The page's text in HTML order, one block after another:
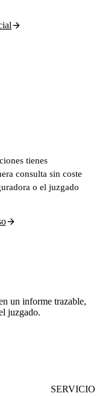
tienes
consulta sin coste
o el juzgado
un informe trazable,
juzgado.
SERVICIO